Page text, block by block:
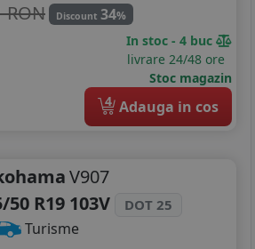
RON Discount 34%
In stoc - 4 buc
livrare 24/48 ore
Stoc magazin
4 Adauga in cos
V907
50 R19 103V
DOT 25
Turisme